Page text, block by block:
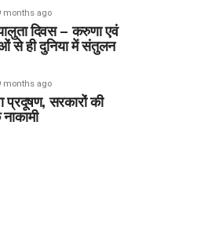
months ago
दिवस – करुणा एवं
से ही दुनिया में संतुलन
months ago
प्रदूषण, सरकारों की